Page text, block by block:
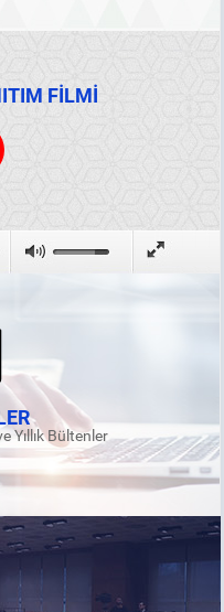
FİLMİ
Yıllık Bültenler